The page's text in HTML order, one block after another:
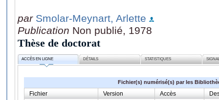
par Smolar-Meynart, Arlette
Publication Non publié, 1978
Thèse de doctorat
ACCÈS EN LIGNE DÉTAILS STATISTIQUES
Fichier(s) numérisé(s) par les
Fichier Version Accès